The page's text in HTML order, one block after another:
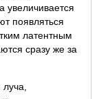
увеличивается
появляться
латентным
сразу же за